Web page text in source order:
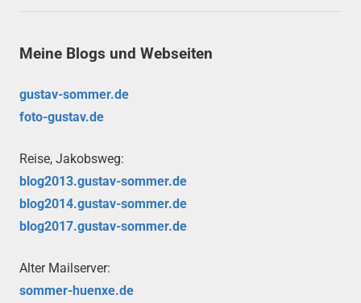
Meine Blogs und Webseiten
gustav-sommer.de
foto-gustav.de
Reise, Jakobsweg:
blog2013.gustav-sommer.de
blog2014.gustav-sommer.de
blog2017.gustav-sommer.de
Alter Mailserver:
sommer-huenxe.de